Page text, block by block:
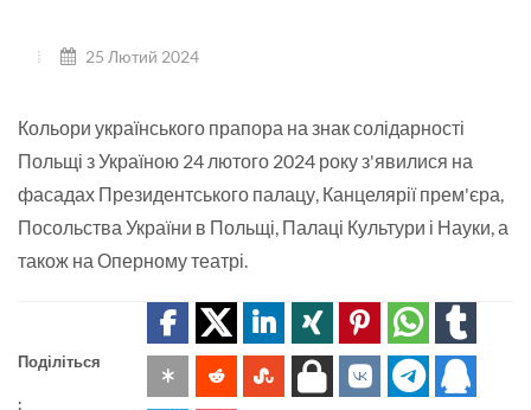
25 Лютий 2024
Кольори українського прапора на знак солідарності
Польщі з Україною 24 лютого 2024 року з'явилися на
фасадах Президентського палацу, Канцелярії прем'єра,
Посольства України в Польщі, Палаці Культури і Науки, а
також на Оперному театрі.
Поділіться
: